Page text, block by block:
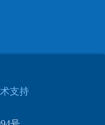
支持